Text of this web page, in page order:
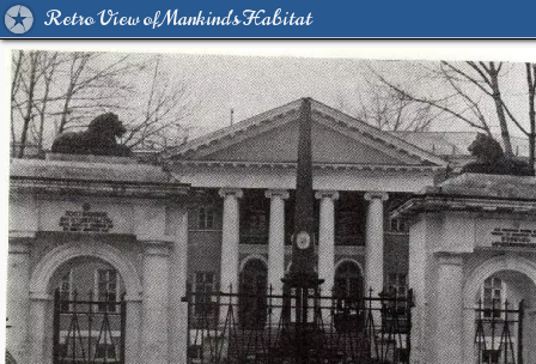
Retro View of Mankind's Habitat